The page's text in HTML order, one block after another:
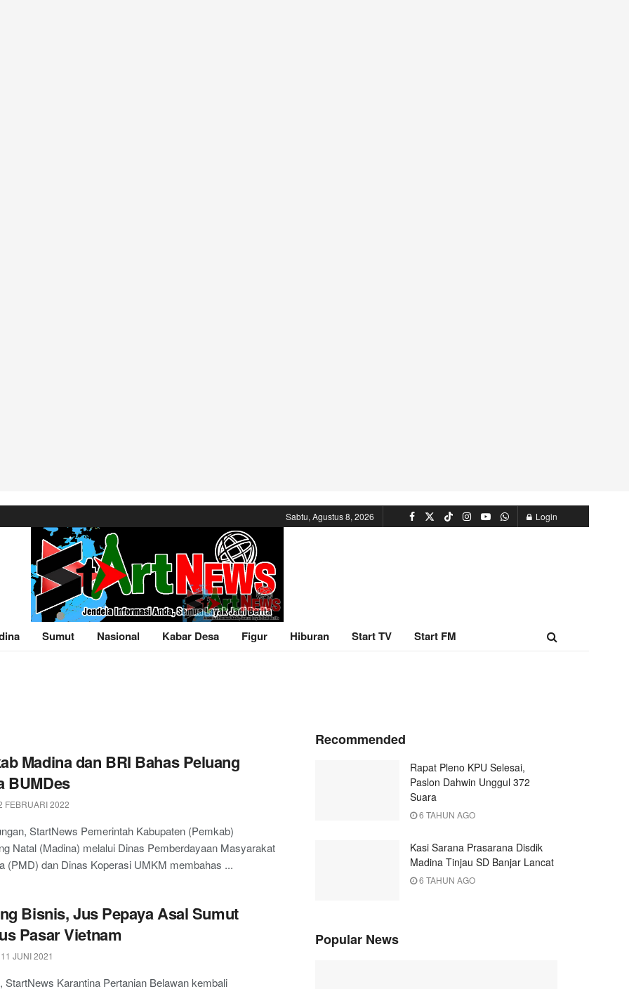
Sabtu, Agustus 8, 2026 Login
Sumut Nasional Kabar Desa Figur Hiburan Start TV Start FM
Madina dan BRI Bahas Peluang
BUMDes
FEBRUARI 2022
StartNews Pemerintah Kabupaten (Pemkab)
Natal (Madina) melalui Dinas Pemberdayaan Masyarakat
(PMD) dan Dinas Koperasi UMKM membahas ...
Bisnis, Jus Pepaya Asal Sumut
Pasar Vietnam
JUNI 2021
StartNews Karantina Pertanian Belawan kembali
Recommended
Rapat Pleno KPU Selesai,
Paslon Dahwin Unggul 372
Suara
6 TAHUN AGO
Kasi Sarana Prasarana Disdik
Madina Tinjau SD Banjar Lancat
6 TAHUN AGO
Popular News